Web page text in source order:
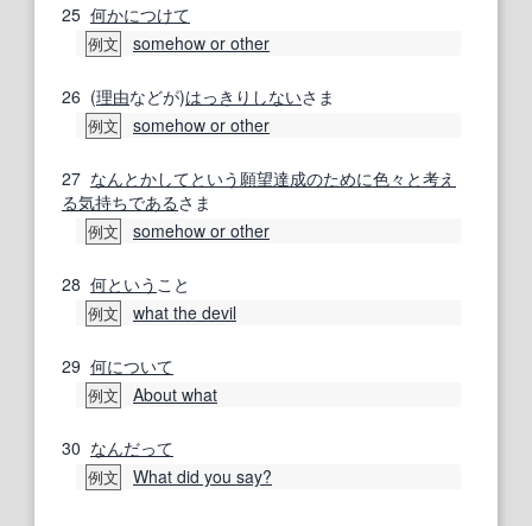
25 何かにつけて
例文 somehow or other
26 (理由などが)はっきりしないさま
例文 somehow or other
27 なんとかしてという 願望達成のために色々 と考え
る気持ちであるさま
例文 somehow or other
28 何という こと
例文 what the devil
29 何について
例文 About what
30 なんだって
例文 What did you say?